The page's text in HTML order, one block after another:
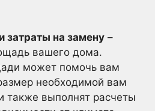
затраты на замену –
вашего дома.
может помочь вам
необходимой вам
также выполнят расчеты